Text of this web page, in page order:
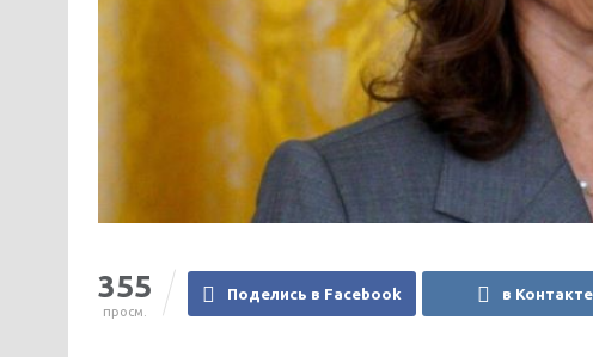
355
просм.
Поделись в Facebook в Контакте